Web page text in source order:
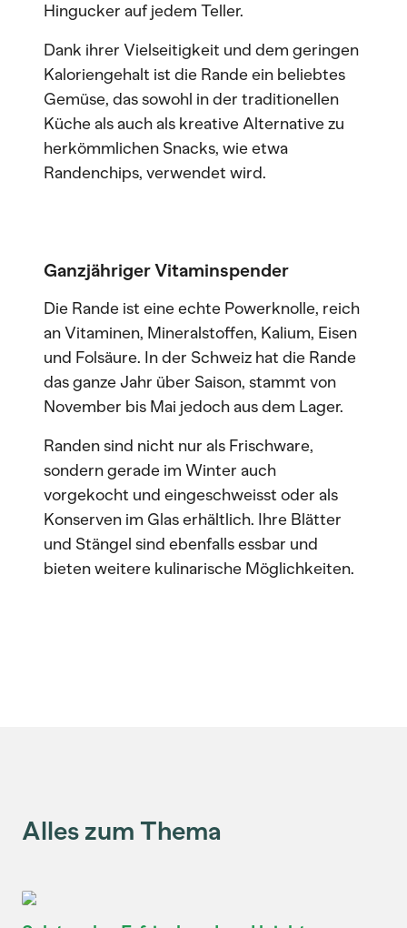
Hingucker auf jedem Teller.
Dank ihrer Vielseitigkeit und dem geringen
Kaloriengehalt ist die Rande ein beliebtes
Gemüse, das sowohl in der traditionellen
Küche als auch als kreative Alternative zu
herkömmlichen Snacks, wie etwa
Randenchips, verwendet wird.
Ganzjähriger Vitaminspender
Die Rande ist eine echte Powerknolle, reich
an Vitaminen, Mineralstoffen, Kalium, Eisen
und Folsäure. In der Schweiz hat die Rande
das ganze Jahr über Saison, stammt von
November bis Mai jedoch aus dem Lager.
Randen sind nicht nur als Frischware,
sondern gerade im Winter auch
vorgekocht und eingeschweisst oder als
Konserven im Glas erhältlich. Ihre Blätter
und Stängel sind ebenfalls essbar und
bieten weitere kulinarische Möglichkeiten.
Alles zum Thema